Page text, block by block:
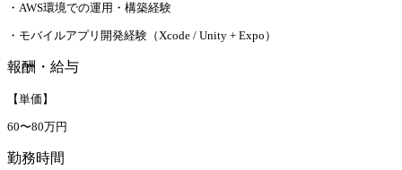
・AWS環境での運用・構築経験
・モバイルアプリ開発経験（Xcode / Unity + Expo）
報酬・給与
【単価】
60〜80万円
勤務時間